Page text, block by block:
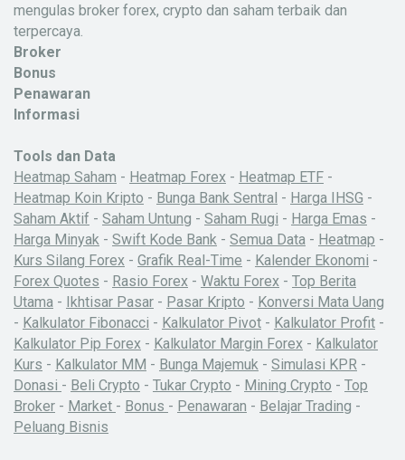
mengulas broker forex, crypto dan saham terbaik dan
terpercaya.
Broker
Bonus
Penawaran
Informasi
Tools dan Data
Heatmap Saham - Heatmap Forex - Heatmap ETF -
Heatmap Koin Kripto - Bunga Bank Sentral - Harga IHSG -
Saham Aktif - Saham Untung - Saham Rugi - Harga Emas -
Harga Minyak - Swift Kode Bank - Semua Data - Heatmap -
Kurs Silang Forex - Grafik Real-Time - Kalender Ekonomi -
Forex Quotes - Rasio Forex - Waktu Forex - Top Berita
Utama - Ikhtisar Pasar - Pasar Kripto - Konversi Mata Uang
- Kalkulator Fibonacci - Kalkulator Pivot - Kalkulator Profit -
Kalkulator Pip Forex - Kalkulator Margin Forex - Kalkulator
Kurs - Kalkulator MM - Bunga Majemuk - Simulasi KPR -
Donasi - Beli Crypto - Tukar Crypto - Mining Crypto - Top
Broker - Market - Bonus - Penawaran - Belajar Trading -
Peluang Bisnis